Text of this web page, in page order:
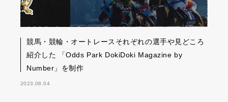
競馬・競輪・オートレースそれぞれの選手や見どころ
紹介した 「Odds Park DokiDoki Magazine by
Number」を制作
2023.08.04